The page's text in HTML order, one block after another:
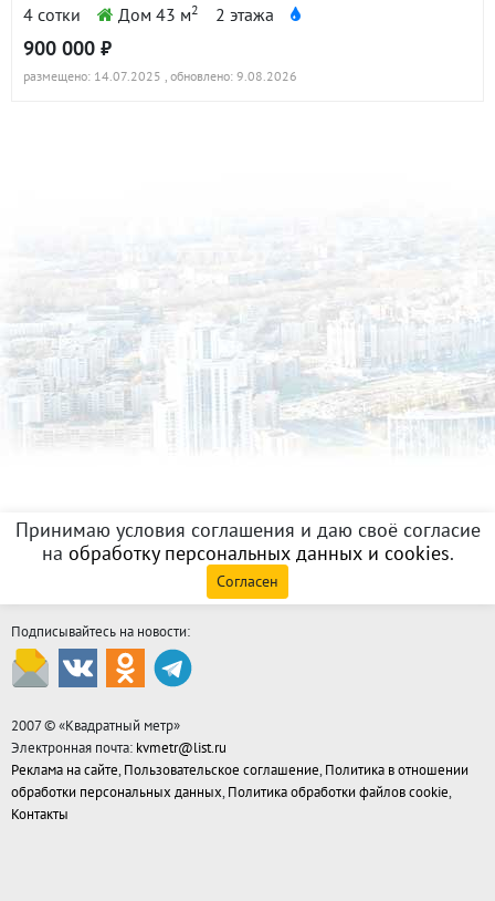
4 сотки
Дом 43 м2 2 этажа
900 000 ₽
размещено: 14.07.2025 , обновлено: 9.08.2026
Принимаю условия соглашения и даю своё согласие
на обработку персональных данных и cookies.
Согласен
Подписывайтесь на новости:
2007 © «Квадратный метр»
Электронная почта: kvmetr@list.ru
Реклама на сайте, Пользовательское соглашение, Политика в отношении
обработки персональных данных, Политика обработки файлов cookie,
Контакты